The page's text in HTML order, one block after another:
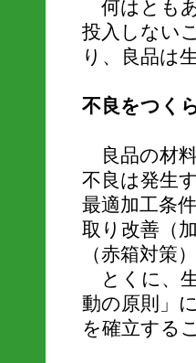
何はとも
投入しない
り、良品は
不良をつく
良品の材
不良は発生
最適加工条
取り改善（
（赤箱対策
とくに、
動の原則」
を確立する